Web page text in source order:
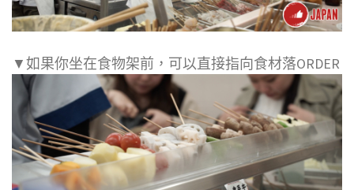
▼如果你坐在食物架前，可以直接指向食材落ORDER